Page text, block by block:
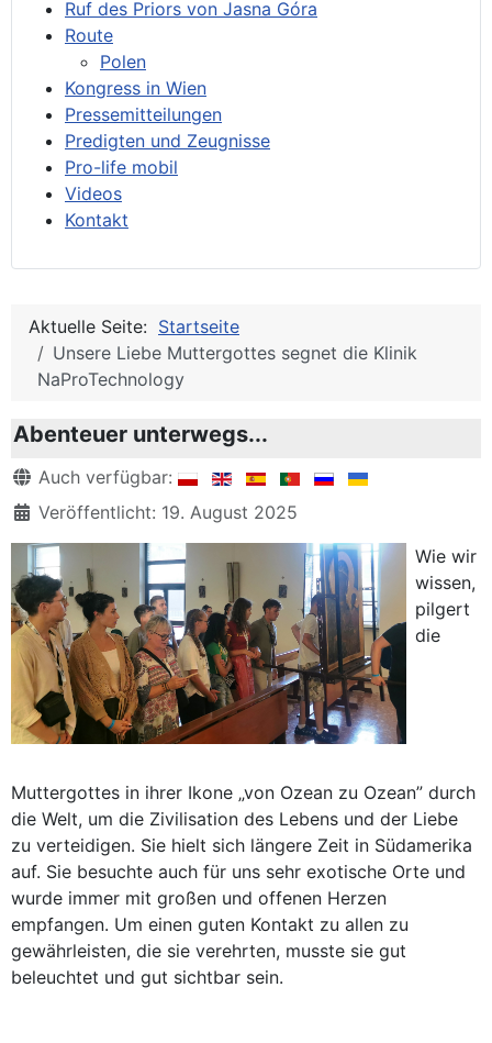
Ruf des Priors von Jasna Góra
Route
Polen
Kongress in Wien
Pressemitteilungen
Predigten und Zeugnisse
Pro-life mobil
Videos
Kontakt
Aktuelle Seite: Startseite
Unsere Liebe Muttergottes segnet die Klinik
NaProTechnology
Abenteuer unterwegs...
DetailsAuch verfügbar:
Veröffentlicht: 19. August 2025
Wie wir
wissen,
pilgert
die
Muttergottes in ihrer Ikone „von Ozean zu Ozean” durch
die Welt, um die Zivilisation des Lebens und der Liebe
zu verteidigen. Sie hielt sich längere Zeit in Südamerika
auf. Sie besuchte auch für uns sehr exotische Orte und
wurde immer mit großen und offenen Herzen
empfangen. Um einen guten Kontakt zu allen zu
gewährleisten, die sie verehrten, musste sie gut
beleuchtet und gut sichtbar sein.